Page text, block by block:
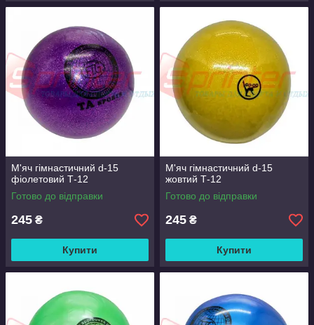
М'яч гімнастичний d-15
фіолетовий Т-12
Готово до відправки
245 ₴
Купити
М'яч гімнастичний d-15
жовтий Т-12
Готово до відправки
245 ₴
Купити